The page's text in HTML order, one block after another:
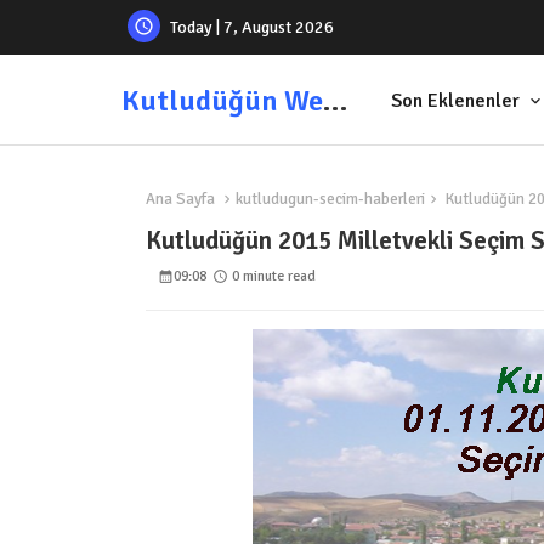
Today | 7, August 2026
Kutludüğün Web Sitesi Son Eklenenler
Ana Sayfa kutludugun-secim-haberleri Kutludüğün
Kutludüğün 2015 Milletvekli Seçim
09:08 0 minute read